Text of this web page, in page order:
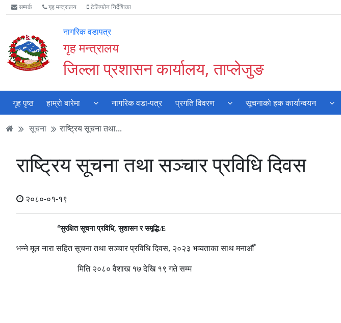
Accessibility
Mode
गर्नुहोस्
मुख्य
सामाग्री
मुख्य
नेभिगेसन
वेबसाइट
खोजमा
सम्पर्क गृह मन्त्रालय टेलिफोन निर्देशिका
नागरिक वडापत्र
गृह मन्त्रालय
जिल्ला प्रशासन कार्यालय, ताप्लेजुङ
गृह पृष्ठ हाम्रो बारेमा नागरिक वडा-पत्र प्रगति विवरण सूचनाको हक कार्यान्वयन
सूचना राष्ट्रिय सूचना तथा...
राष्ट्रिय सूचना तथा सञ्चार प्रविधि दिवस
२०८०-०१-१९
×सुरक्षित सूचना प्रविधि, सुशासन र समृद्धिÆ
भन्ने मूल नारा सहित सूचना तथा सञ्चार प्रविधि दिवस, २०२३ भव्यताका साथ मनाऔँ
मिति २०८० वैशाख १७ देखि १९ गते सम्म